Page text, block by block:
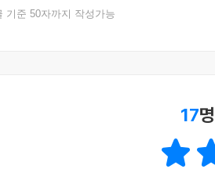
기준 50자까지 작성가능
17